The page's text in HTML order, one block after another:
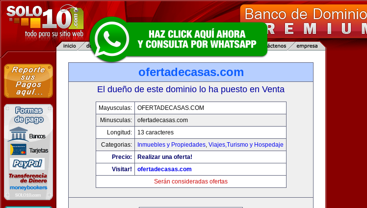
ofertadecasas.com
El dueño de este dominio lo ha puesto en Venta
Mayusculas:
OFERTADECASAS.COM
Minusculas:
ofertadecasas.com
Longitud:
13 caracteres
Categorias:
Inmuebles y Propiedades, Viajes,Turismo y Hospedaje
Precio:
Realizar una oferta!
Visitar!
ofertadecasas.com
Serán consideradas ofertas